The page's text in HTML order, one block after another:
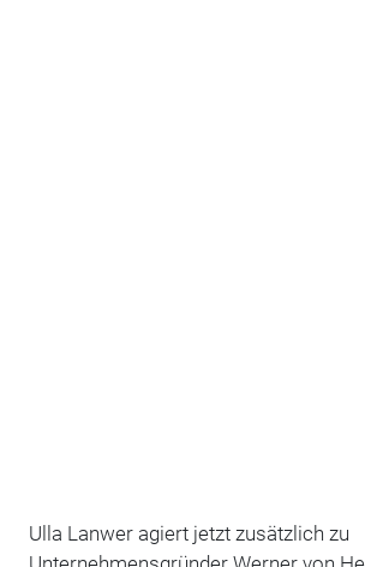
Ulla Lanwer agiert jetzt zusätzlich zu